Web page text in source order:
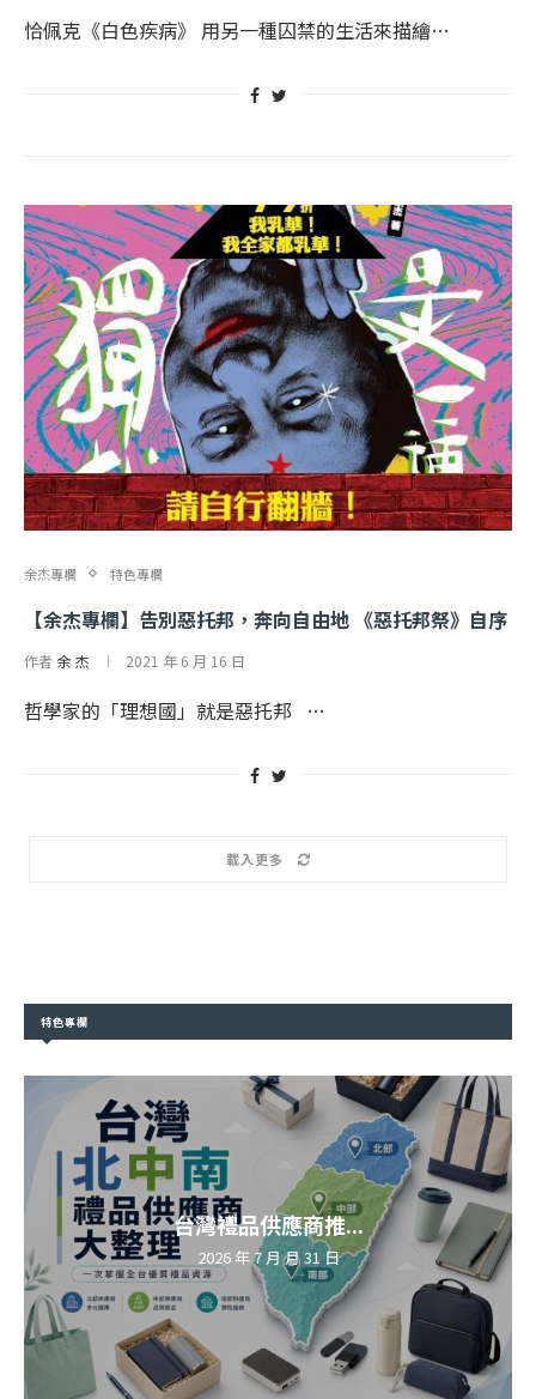
恰佩克《白色疾病》 用另一種囚禁的生活來描繪…
余杰專欄 特色專欄
【余杰專欄】告別惡托邦，奔向自由地 《惡托邦祭》自序
作者 余 杰 2021 年 6 月 16 日
哲學家的「理想國」就是惡托邦 …
載入更多
特色專欄
台灣禮品供應商推...
2026 年 7 月 月 31 日